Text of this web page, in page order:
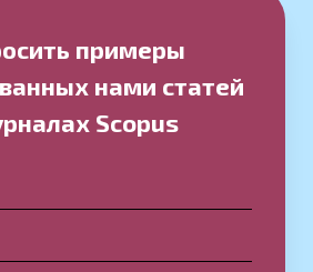
примеры
нами статей
Scopus